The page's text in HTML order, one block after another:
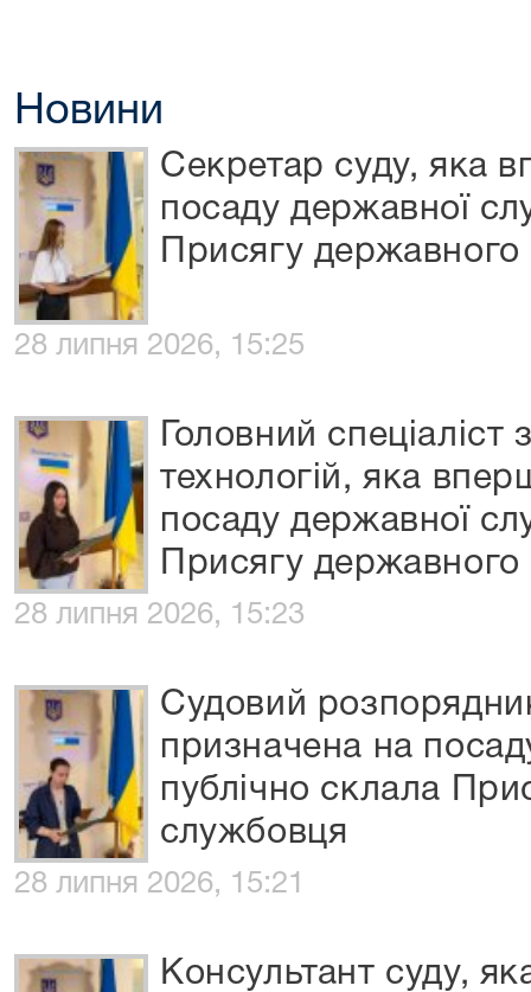
Новини
Секретар суду, яка
посаду державної
Присягу
28 липня 2026, 15:25
Головний
технологій, яка
посаду державної
Присягу
28 липня 2026, 15:23
Судовий
призначена на
публічно склала
службовця
28 липня 2026, 15:21
Консультант суду,